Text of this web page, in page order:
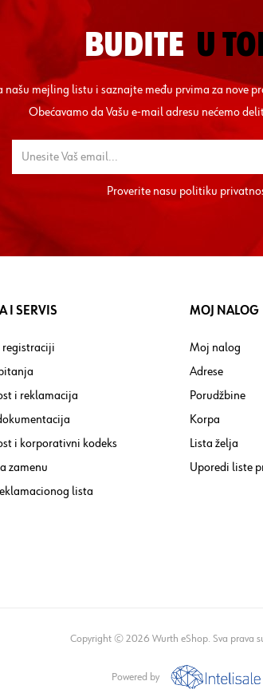
BUDITE U
našu mejling listu i saznajte među prvima za nove
Obećavamo da Vašu e-mail adresu nećemo
Proverite nasupolitiku
I SERVIS
registraciji
i reklamacija
i korporativni kodeks
zamenu
lista
MOJ NALOG
Moj nalog
Adrese
Porudžbine
Korpa
Lista želja
Uporedi liste
Copyright © 2026 Wurth eShop. Sva prava
Powered by